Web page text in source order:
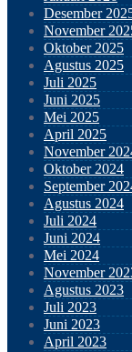
Desember
November
Oktober 2025
Agustus 2025
Juli 2025
Juni 2025
Mei 2025
April 2025
November
Oktober 2024
September
Agustus 2024
Juli 2024
Juni 2024
Mei 2024
November
Agustus 2023
Juli 2023
Juni 2023
April 2023